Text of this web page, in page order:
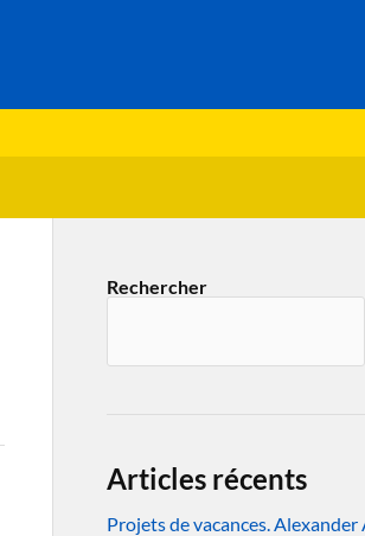
Rechercher
Articles récents
Projets de vacances.